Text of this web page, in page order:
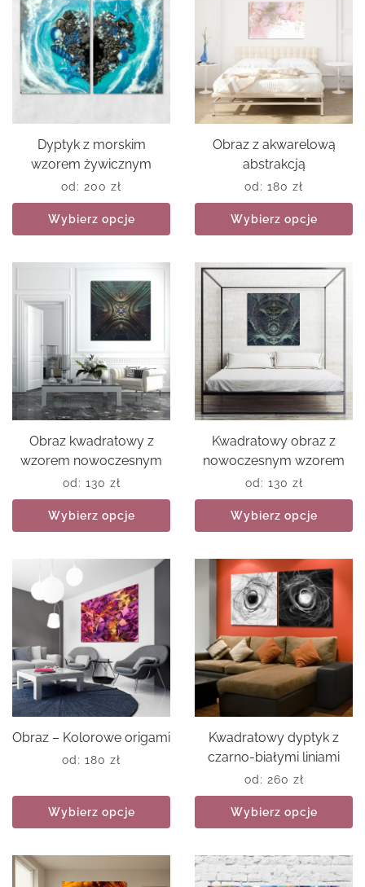
Dyptyk z morskim
wzorem żywicznym
od: 200 zł
Wybierz opcje
Obraz z akwarelową
abstrakcją
od: 180 zł
Wybierz opcje
Obraz kwadratowy z
wzorem nowoczesnym
od: 130 zł
Wybierz opcje
Kwadratowy obraz z
nowoczesnym wzorem
od: 130 zł
Wybierz opcje
Obraz – Kolorowe origami
od: 180 zł
Wybierz opcje
Kwadratowy dyptyk z
czarno-białymi liniami
od: 260 zł
Wybierz opcje